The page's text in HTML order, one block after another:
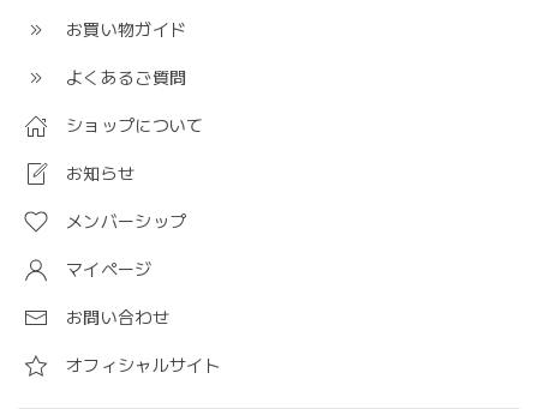
お買い物ガイド
よくあるご質問
ショップについて
お知らせ
メンバーシップ
マイページ
お問い合わせ
オフィシャルサイト